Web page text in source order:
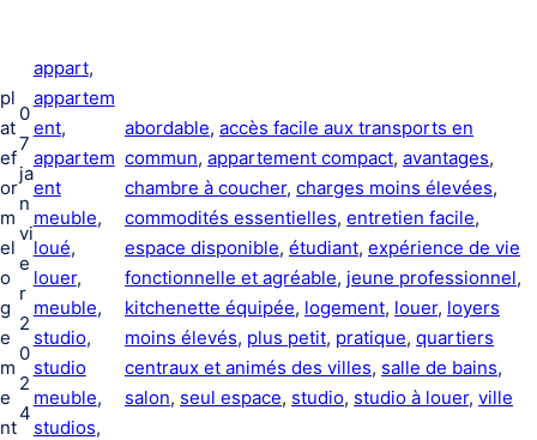
pl
at
ef
or
m
el
o
g
e
m
e
nt
0
7
ja
n
vi
e
r
2
0
2
4
appart
appartem
ent
appartem
ent
meuble
loué
louer
meuble
studio
studio
meuble
studios
abordable, accès facile aux transports en
commun, appartement compact, avantages
chambre à coucher, charges moins élevées
commodités essentielles, entretien facile
espace disponible, étudiant, expérience de vie
fonctionnelle et agréable, jeune professionnel
kitchenette équipée, logement, louer, loyers
moins élevés, plus petit, pratique, quartiers
centraux et animés des villes, salle de bains
salon, seul espace, studio, studio à louer, ville